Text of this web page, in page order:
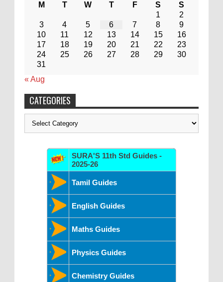
M T W T F S
S
1
2
3
4 5 6 7 8
9
10
11 12 13 14 15
16
17
18 19 20 21 22
23
24
25 26 27 28 29
30
31
« Aug
CATEGORIES
Categories
SURA'S 11th Std Guides -
2025-26
Tamil Guides
English Guides
Maths Guides
Physics Guides
Chemistry Guides